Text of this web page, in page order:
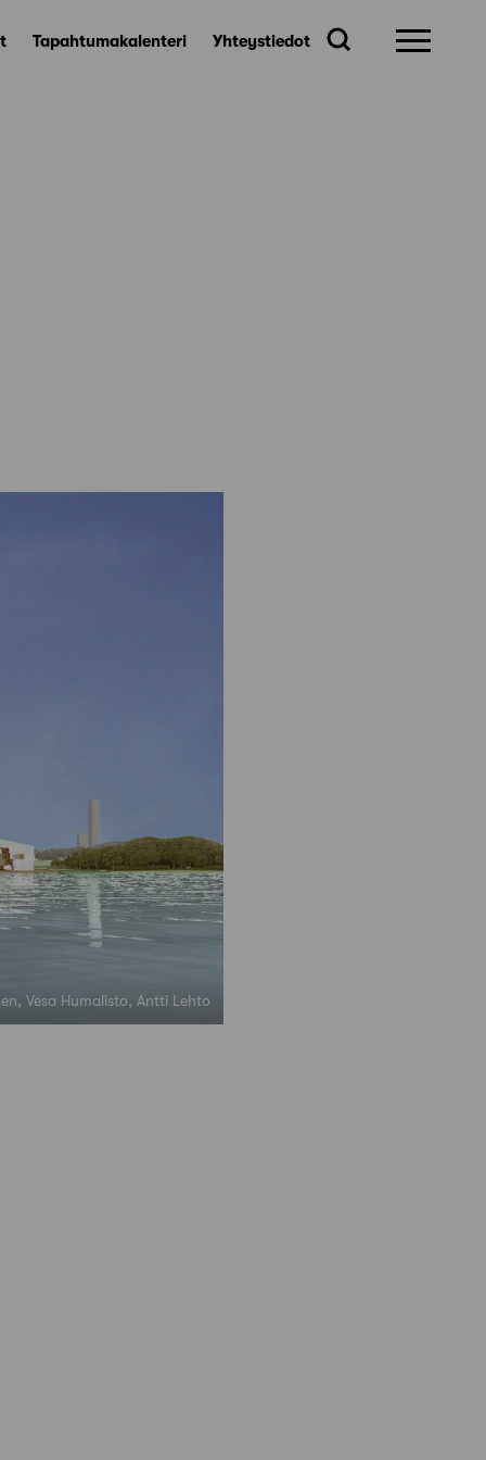
Tapahtumakalenteri Yhteystiedot
Vesa Humalisto, Antti Lehto